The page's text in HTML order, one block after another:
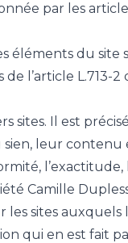
par les
du site
l’article L.713-2
sites. Il est
sien, leur
Camille
sites auxquels
qui en est fait